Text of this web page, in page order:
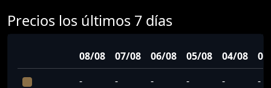
Precios los últimos 7 días
08/08 07/08 06/08 05/08 04/08
- - - - - -